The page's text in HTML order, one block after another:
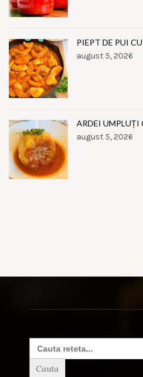
PIEPT DE PUI
august 5, 2026
ARDEI UMPLUȚI
august 5, 2026
Search
for: